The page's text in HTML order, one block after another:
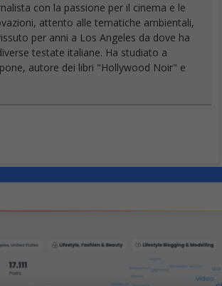
con la passione per il cinema e le
attento alle tematiche ambientali,
per anni a Los Angeles da dove ha
testate italiane. Ha studiato a
autore dei libri "Hollywood Noir" e